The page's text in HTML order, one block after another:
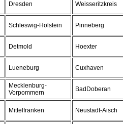
Dresden Weisseritzkreis
Schleswig-Holstein Pinneberg
Detmold Hoexter
Lueneburg Cuxhaven
Mecklenburg-
Vorpommern
BadDoberan
Mittelfranken Neustadt-Aisch